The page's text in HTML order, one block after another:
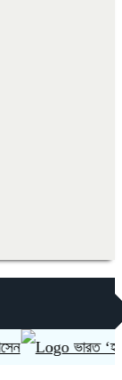
ভারত ‘হাসিনা